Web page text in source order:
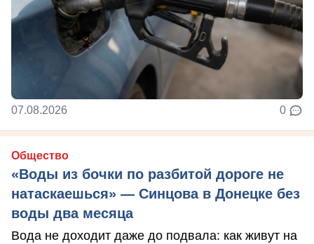
07.08.2026 0
Общество
«Воды из бочки по разбитой дороге не
натаскаешься» — Синцова в Донецке без
воды два месяца
Вода не доходит даже до подвала: как живут на